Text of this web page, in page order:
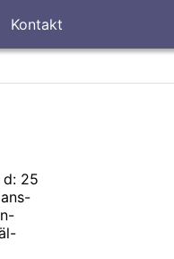
Kontakt
d: 25